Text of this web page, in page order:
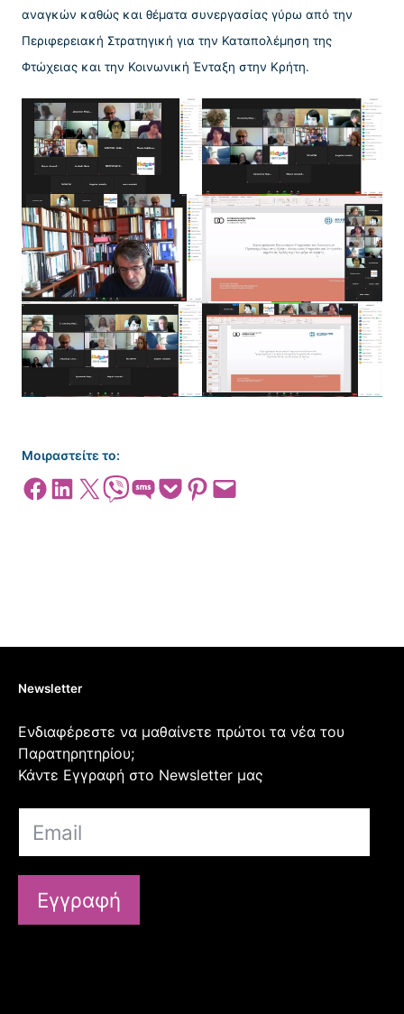
αναγκών καθώς και θέματα συνεργασίας γύρω από την
Περιφερειακή Στρατηγική για την Καταπολέμηση της
Φτώχειας και την Κοινωνική Ένταξη στην Κρήτη.
Μοιραστείτε το:
Share on Facebook
Share on LinkedIn
Share on X Share on ViberShare on SMSShare on Pocket
Share on Pinterest
Email this Page
Newsletter
Ενδιαφέρεστε να μαθαίνετε πρώτοι τα νέα του
Παρατηρητηρίου;
Κάντε Εγγραφή στο Newsletter μας
Εγγραφή